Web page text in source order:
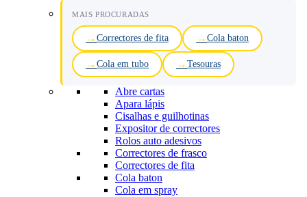
MAIS PROCURADAS
Correctores de fita Cola baton
Cola em tubo Tesouras
Abre cartas
Apara lápis
Cisalhas e guilhotinas
Expositor de correctores
Rolos auto adesivos
Correctores de frasco
Correctores de fita
Cola baton
Cola em spray